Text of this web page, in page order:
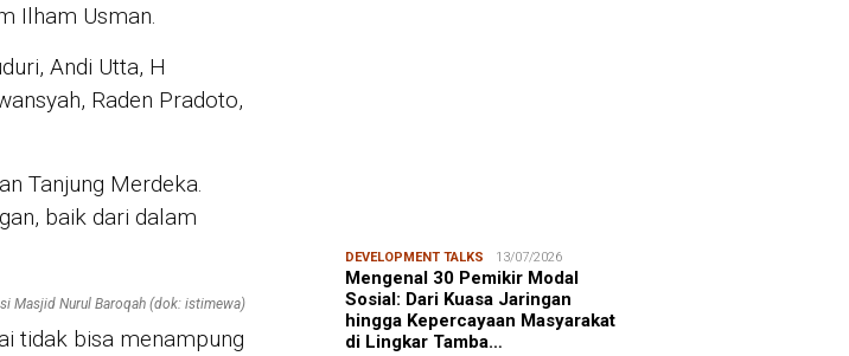
Ilham Usman.
Andi Utta, H
Raden Pradoto,
Tanjung Merdeka.
baik dari dalam
Masjid Nurul Baroqah (dok: istimewa)
tidak bisa menampung
DEVELOPMENT TALKS 13/07/2026
Mengenal 30 Pemikir Modal
Sosial: Dari Kuasa Jaringan
hingga Kepercayaan Masyarakat
di Lingkar Tamba…